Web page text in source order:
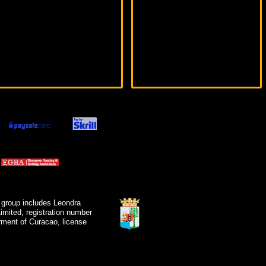
includes Leondra
registration number
of Curacao, license